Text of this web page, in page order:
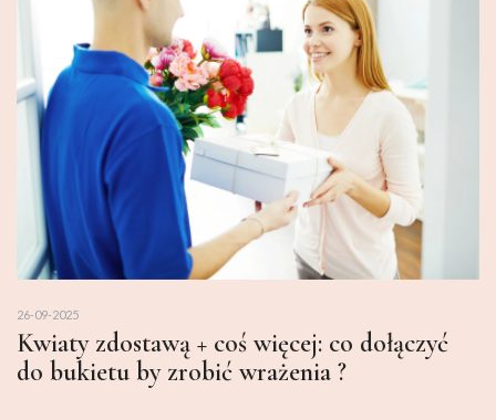
26-09-2025
Kwiaty zdostawą + coś więcej: co dołączyć
do bukietu by zrobić wrażenia ?